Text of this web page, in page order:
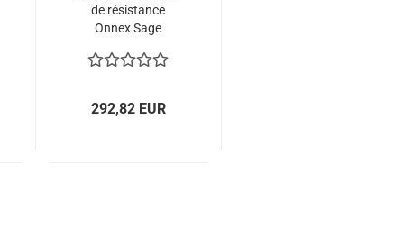
de résistance
Onnex Sage
292,82 EUR